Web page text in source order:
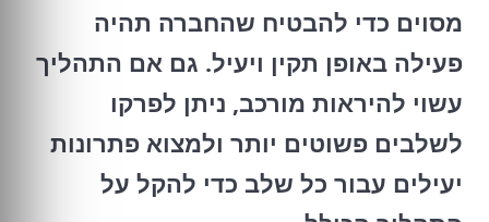
מסוים כדי להבטיח שהחברה תהיה
פעילה באופן תקין ויעיל. גם אם התהליך
עשוי להיראות מורכב, ניתן לפרקו
לשלבים פשוטים יותר ולמצוא פתרונות
יעילים עבור כל שלב כדי להקל על